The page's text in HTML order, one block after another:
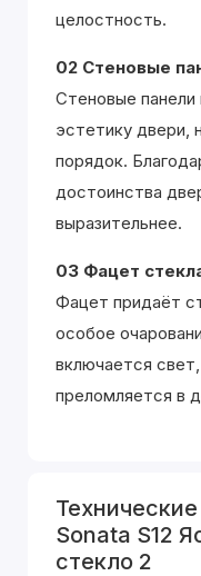
целостность.
02 Стеновые
Стеновые панели
эстетику двери,
порядок.
достоинства
выразительнее.
03 Фацет
Фацет придаёт
особое
включается
преломляется в
Sonata S12
стекло 2